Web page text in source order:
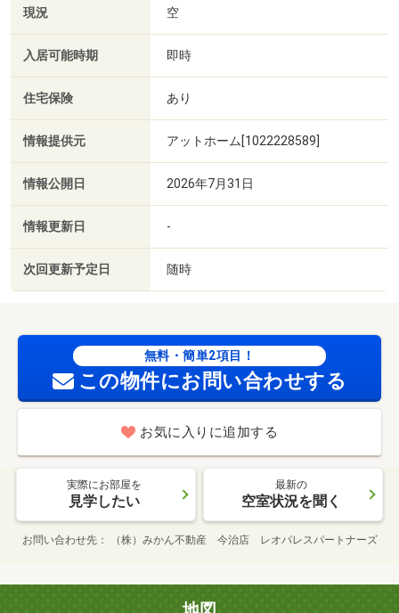
現況 空
入居可能時期 即時
住宅保険 あり
情報提供元 アットホーム[1022228589]
情報公開日 2026年7月31日
情報更新日 -
次回更新予定日 随時
無料・簡単2項目！
この物件にお問い合わせする
お気に入りに追加する
実際にお部屋を
見学したい
最新の
空室状況を聞く
お問い合わせ先 （株）みかん不動産 今治店 レオパレスパートナーズ